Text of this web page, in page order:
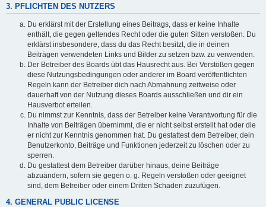
3. PFLICHTEN DES NUTZERS
Du erklärst mit der Erstellung eines Beitrags, dass er keine Inhalte
enthält, die gegen geltendes Recht oder die guten Sitten verstoßen. Du
erklärst insbesondere, dass du das Recht besitzt, die in deinen
Beiträgen verwendeten Links und Bilder zu setzen bzw. zu verwenden.
Der Betreiber des Boards übt das Hausrecht aus. Bei Verstößen gegen
diese Nutzungsbedingungen oder anderer im Board veröffentlichten
Regeln kann der Betreiber dich nach Abmahnung zeitweise oder
dauerhaft von der Nutzung dieses Boards ausschließen und dir ein
Hausverbot erteilen.
Du nimmst zur Kenntnis, dass der Betreiber keine Verantwortung für die
Inhalte von Beiträgen übernimmt, die er nicht selbst erstellt hat oder die
er nicht zur Kenntnis genommen hat. Du gestattest dem Betreiber, dein
Benutzerkonto, Beiträge und Funktionen jederzeit zu löschen oder zu
sperren.
Du gestattest dem Betreiber darüber hinaus, deine Beiträge
abzuändern, sofern sie gegen o. g. Regeln verstoßen oder geeignet
sind, dem Betreiber oder einem Dritten Schaden zuzufügen.
4. GENERAL PUBLIC LICENSE